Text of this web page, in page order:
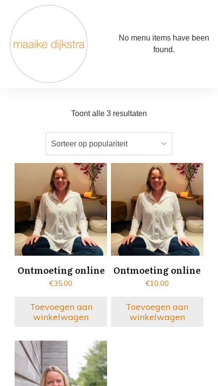
No menu items have been
found.
Toont alle 3 resultaten
Ontmoeting online
€35.00
Toevoegen aan
winkelwagen
Ontmoeting online
€10.00
Toevoegen aan
winkelwagen